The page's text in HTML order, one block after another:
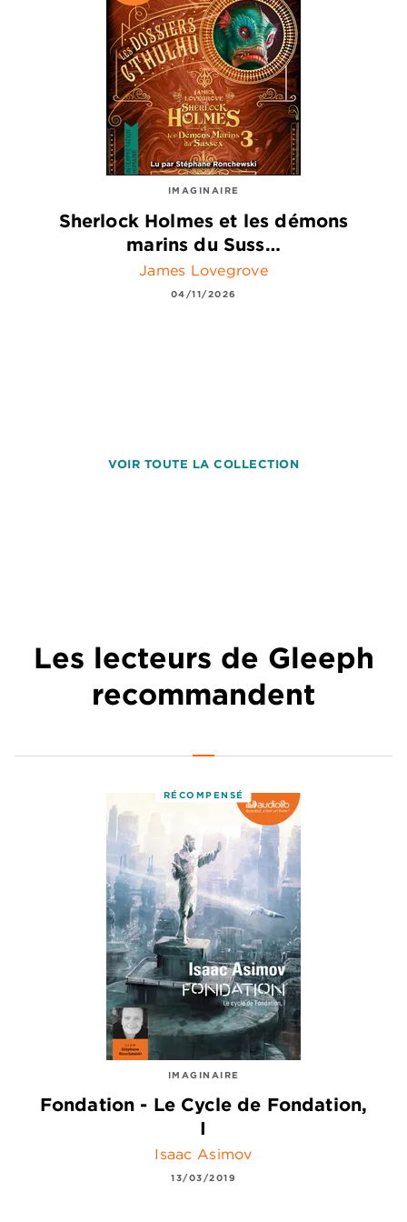
IMAGINAIRE
Sherlock Holmes et les démons
marins du Suss…
James Lovegrove
04/11/2026
VOIR TOUTE LA COLLECTION
Les lecteurs de Gleeph
recommandent
RÉCOMPENSÉ
IMAGINAIRE
Fondation - Le Cycle de Fondation,
I
Isaac Asimov
13/03/2019